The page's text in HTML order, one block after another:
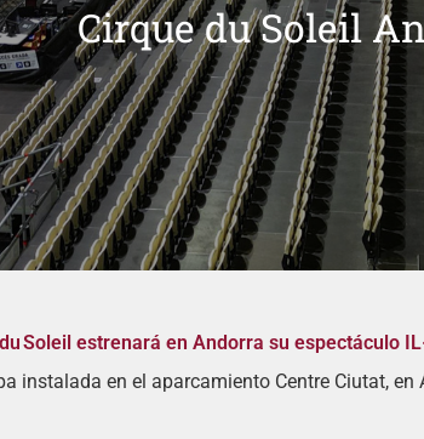
Cirque du Soleil
Soleil estrenará en Andorra su espectáculo
instalada en el aparcamiento Centre Ciutat, en